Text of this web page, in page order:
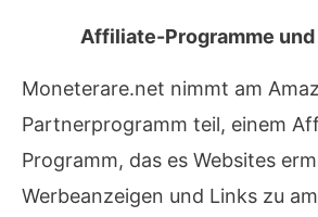
Affiliate-Programme
Moneterare.net nimmt am
Partnerprogramm teil, einem
Programm, das es Websites
Werbeanzeigen und Links zu